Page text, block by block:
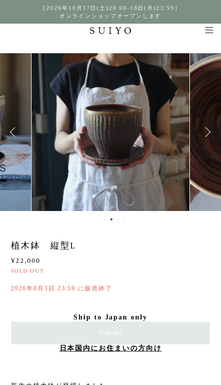
［2026年10月17日(土)20:00-18日(月)23:59］
オンラインショップオープンします
植木鉢 縦型L
¥22,000
SOLD OUT
2026年8月3日 23:59 に販売終了
Ship to Japan only
Sold out
日本国内にお住まいの方向け